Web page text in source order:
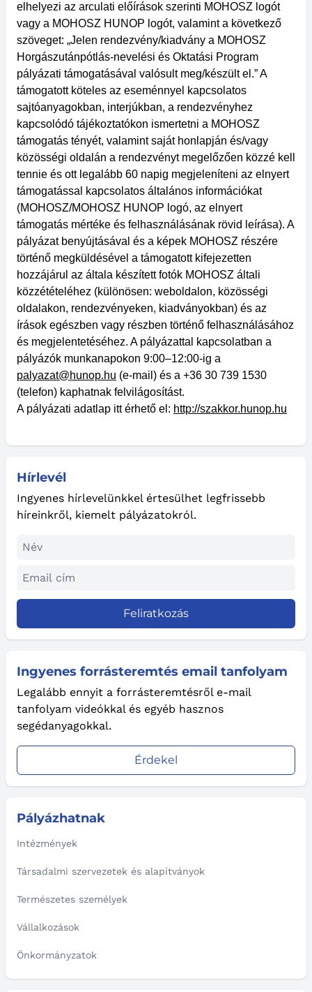
Hírlevél
Ingyenes hírlevelünkkel értesülhet legfrissebb
híreinkről, kiemelt pályázatokról.
Feliratkozás
Ingyenes forrásteremtés email tanfolyam
Legalább ennyit a forrásteremtésről e-mail
tanfolyam videókkal és egyéb hasznos
segédanyagokkal.
Érdekel
Pályázhatnak
Intézmények
Társadalmi szervezetek és alapítványok
Természetes személyek
Vállalkozások
Önkormányzatok
elhelyezi az arculati előírások szerinti MOHOSZ logót
vagy a MOHOSZ HUNOP logót, valamint a következő
szöveget: „Jelen rendezvény/kiadvány a MOHOSZ
Horgászutánpótlás-nevelési és Oktatási Program
pályázati támogatásával valósult meg/készült el.” A
támogatott köteles az eseménnyel kapcsolatos
sajtóanyagokban, interjúkban, a rendezvényhez
kapcsolódó tájékoztatókon ismertetni a MOHOSZ
támogatás tényét, valamint saját honlapján és/vagy
közösségi oldalán a rendezvényt megelőzően közzé kell
tennie és ott legalább 60 napig megjeleníteni az elnyert
támogatással kapcsolatos általános információkat
(MOHOSZ/MOHOSZ HUNOP logó, az elnyert
támogatás mértéke és felhasználásának rövid leírása). A
pályázat benyújtásával és a képek MOHOSZ részére
történő megküldésével a támogatott kifejezetten
hozzájárul az általa készített fotók MOHOSZ általi
közzétételéhez (különösen: weboldalon, közösségi
oldalakon, rendezvényeken, kiadványokban) és az
írások egészben vagy részben történő felhasználásához
és megjelentetéséhez. A pályázattal kapcsolatban a
pályázók munkanapokon 9:00–12:00-ig a
palyazat@hunop.hu (e-mail) és a +36 30 739 1530
(telefon) kaphatnak felvilágosítást.
A pályázati adatlap itt érhető el: http://szakkor.hunop.hu